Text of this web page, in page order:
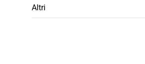
Altri